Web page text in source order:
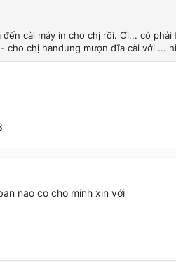
cài máy in cho chị rồi. Ơi... có
cho chị handung mượn đĩa cài với ...
nao co cho minh xin với